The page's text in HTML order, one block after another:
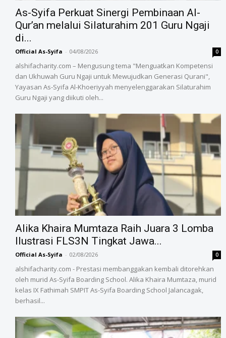
As-Syifa Perkuat Sinergi Pembinaan Al-
Qur’an melalui Silaturahim 201 Guru Ngaji
di...
Official As-Syifa - 04/08/2026 0
alshifacharity.com – Mengusung tema "Menguatkan Kompetensi
dan Ukhuwah Guru Ngaji untuk Mewujudkan Generasi Qurani",
Yayasan As-Syifa Al-Khoeriyyah menyelenggarakan Silaturahim
Guru Ngaji yang diikuti oleh...
Alika Khaira Mumtaza Raih Juara 3 Lomba
Ilustrasi FLS3N Tingkat Jawa...
Official As-Syifa - 02/08/2026 0
alshifacharity.com - Prestasi membanggakan kembali ditorehkan
oleh murid As-Syifa Boarding School. Alika Khaira Mumtaza, murid
kelas IX Fathimah SMPIT As-Syifa Boarding School Jalancagak,
berhasil...